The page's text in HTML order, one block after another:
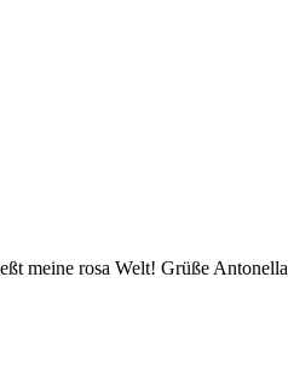
meine rosa Welt! Grüße Antonella